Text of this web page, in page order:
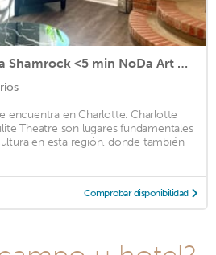
2 Bed Charlotte Plaza Shamrock <5 min NoDa Art District & Historic Plaza Midwood
encuentra en Charlotte. Charlotte
Theatre son lugares fundamentales
en esta región, donde también
Comprobar disponibilidad